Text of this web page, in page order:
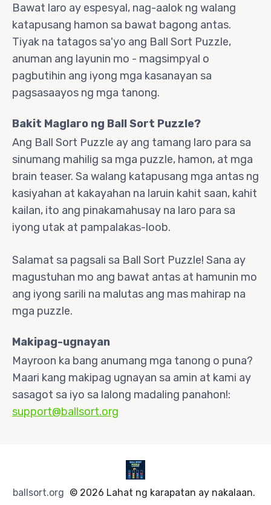
Bawat laro ay espesyal, nag-aalok ng walang
katapusang hamon sa bawat bagong antas.
Tiyak na tatagos sa'yo ang Ball Sort Puzzle,
anuman ang layunin mo - magsimpyal o
pagbutihin ang iyong mga kasanayan sa
pagsasaayos ng mga tanong.
Bakit Maglaro ng Ball Sort Puzzle?
Ang Ball Sort Puzzle ay ang tamang laro para sa
sinumang mahilig sa mga puzzle, hamon, at mga
brain teaser. Sa walang katapusang mga antas ng
kasiyahan at kakayahan na laruin kahit saan, kahit
kailan, ito ang pinakamahusay na laro para sa
iyong utak at pampalakas-loob.
Salamat sa pagsali sa Ball Sort Puzzle! Sana ay
magustuhan mo ang bawat antas at hamunin mo
ang iyong sarili na malutas ang mas mahirap na
mga puzzle.
Makipag-ugnayan
Mayroon ka bang anumang mga tanong o puna?
Maari kang makipag ugnayan sa amin at kami ay
sasagot sa iyo sa lalong madaling panahon!:
support@ballsort.org
ballsort.org © 2026 Lahat ng karapatan ay nakalaan.